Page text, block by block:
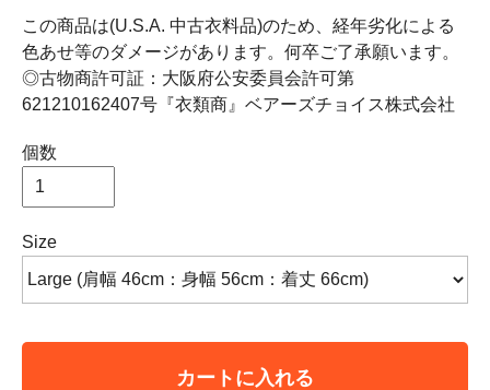
この商品は(U.S.A. 中古衣料品)のため、経年劣化による
色あせ等のダメージがあります。何卒ご了承願います。
◎古物商許可証：大阪府公安委員会許可第
621210162407号『衣類商』ベアーズチョイス株式会社
個数
Size
カートに入れる